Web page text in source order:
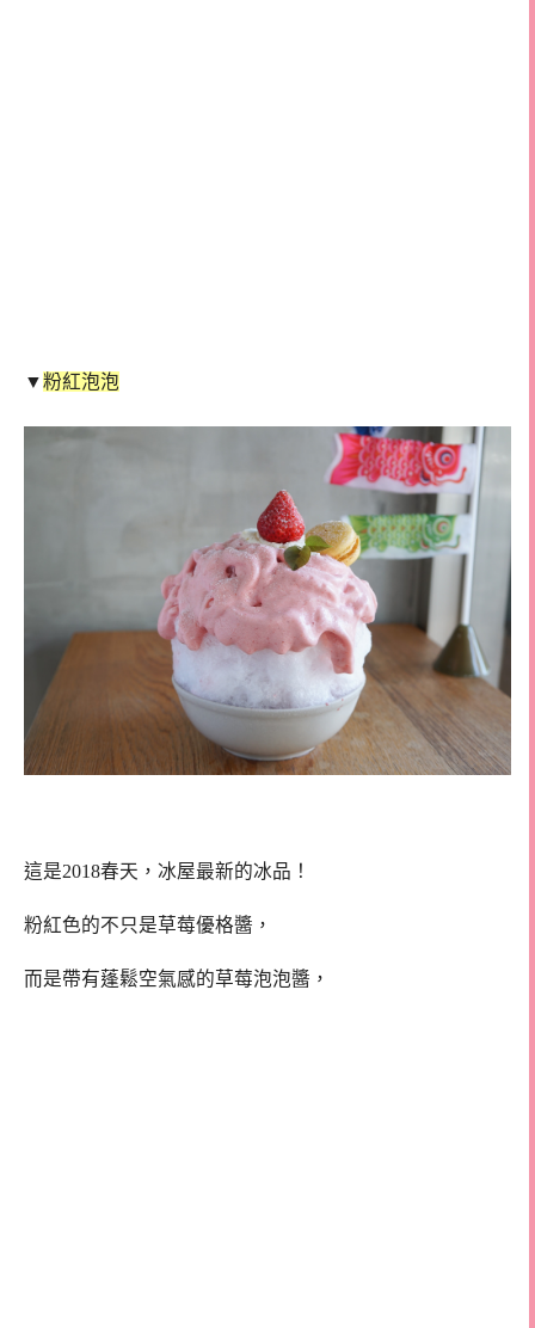
▼粉紅泡泡
這是2018春天，冰屋最新的冰品！
粉紅色的不只是草莓優格醬，
而是帶有蓬鬆空氣感的草莓泡泡醬，